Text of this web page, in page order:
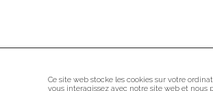
Ce site web stocke les cookies sur votre
vous interagissez avec notre site web et